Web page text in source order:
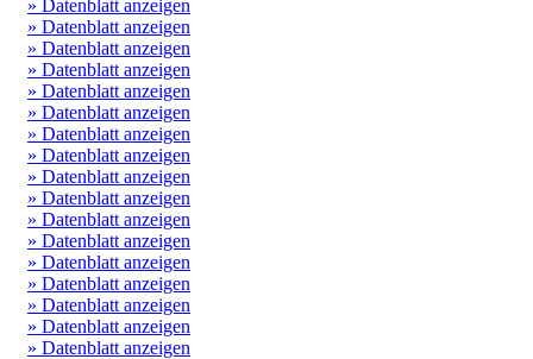
» Datenblatt anzeigen
» Datenblatt anzeigen
» Datenblatt anzeigen
» Datenblatt anzeigen
» Datenblatt anzeigen
» Datenblatt anzeigen
» Datenblatt anzeigen
» Datenblatt anzeigen
» Datenblatt anzeigen
» Datenblatt anzeigen
» Datenblatt anzeigen
» Datenblatt anzeigen
» Datenblatt anzeigen
» Datenblatt anzeigen
» Datenblatt anzeigen
» Datenblatt anzeigen
» Datenblatt anzeigen